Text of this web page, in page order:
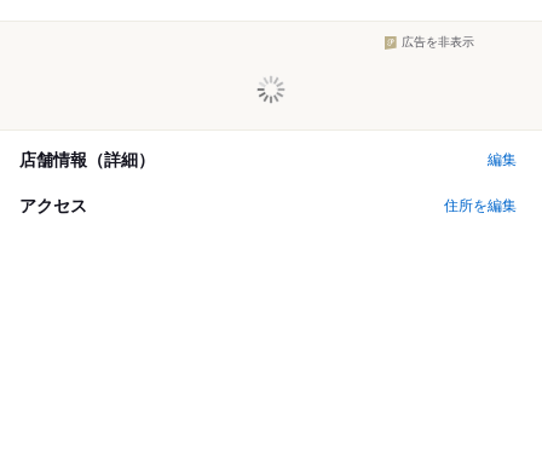
広告を非表示
店舗情報（詳細） 編集
アクセス 住所を編集